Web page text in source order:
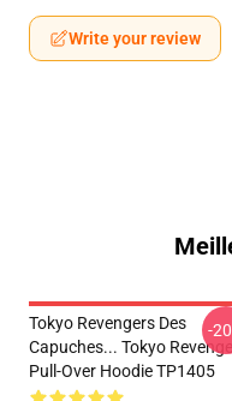
Write your review
Tokyo Revengers Des
Capuches... Tokyo
Pull-Over Hoodie TP1405
-